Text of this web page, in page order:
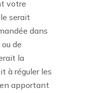
votre
serait
dans
de
la
à réguler les
apportant